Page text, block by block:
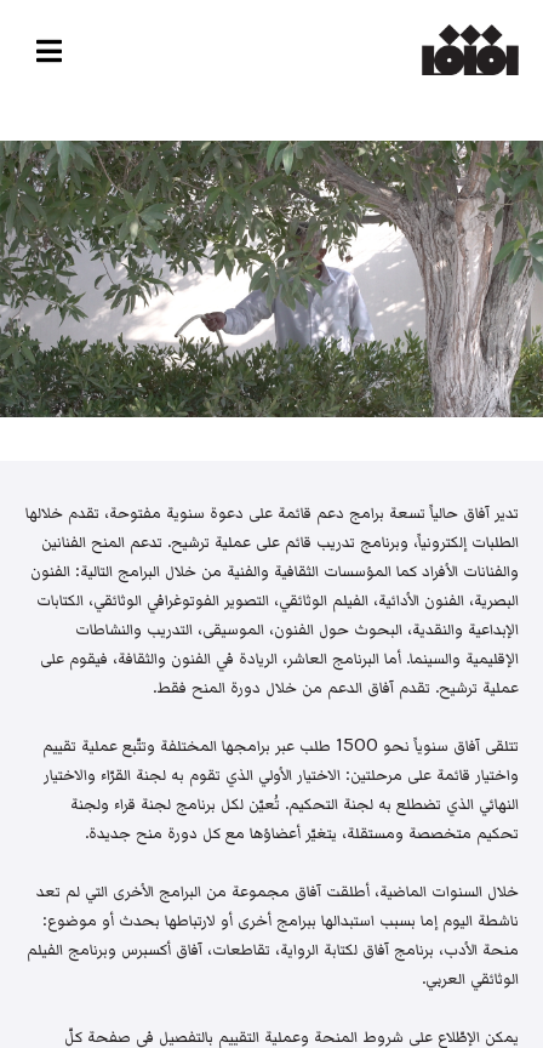
تدير آفاق حالياً تسعة برامج دعم قائمة على دعوة سنوية مفتوحة، تقدم خلالها
الطلبات إلكترونياً، وبرنامج تدريب قائم على عملية ترشيح. تدعم المنح الفنانين
والفنانات الأفراد كما المؤسسات الثقافية والفنية من خلال البرامج التالية: الفنون
البصرية، الفنون الأدائية، الفيلم الوثائقي، التصوير الفوتوغرافي الوثائقي، الكتابات
الإبداعية والنقدية، البحوث حول الفنون، الموسيقى، التدريب والنشاطات
الإقليمية والسينما. أما البرنامج العاشر، الريادة في الفنون والثقافة، فيقوم على
عملية ترشيح. تقدم آفاق الدعم من خلال دورة المنح فقط.
تتلقى آفاق سنوياً نحو 1500 طلب عبر برامجها المختلفة وتتّبع عملية تقييم
واختيار قائمة على مرحلتين: الاختيار الأولي الذي تقوم به لجنة القرّاء والاختيار
النهائي الذي تضطلع به لجنة التحكيم. تُعيّن لكل برنامج لجنة قراء ولجنة
تحكيم متخصصة ومستقلة، يتغيّر أعضاؤها مع كل دورة منح جديدة.
خلال السنوات الماضية، أطلقت آفاق مجموعة من البرامج الأخرى التي لم تعد
ناشطة اليوم إما بسبب استبدالها ببرامج أخرى أو لارتباطها بحدث أو موضوع:
منحة الأدب، برنامج آفاق لكتابة الرواية، تقاطعات، آفاق أكسبرس وبرنامج الفيلم
الوثائقي العربي.
يمكن الإطّلاع على شروط المنحة وعملية التقييم بالتفصيل في صفحة كلّ